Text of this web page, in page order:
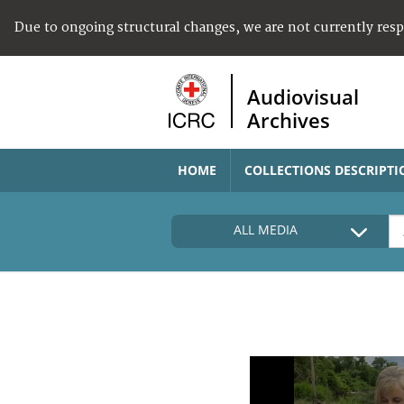
Due to ongoing structural changes, we are not currently
Audiovisual
Archives
HOME COLLECTIONS
ALL MEDIA